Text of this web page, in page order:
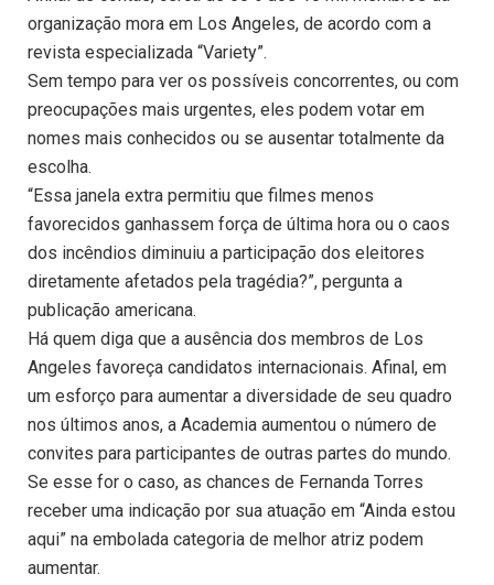
organização mora em Los Angeles, de acordo com a
revista especializada “Variety”.
Sem tempo para ver os possíveis concorrentes, ou com
preocupações mais urgentes, eles podem votar em
nomes mais conhecidos ou se ausentar totalmente da
escolha.
“Essa janela extra permitiu que filmes menos
favorecidos ganhassem força de última hora ou o caos
dos incêndios diminuiu a participação dos eleitores
diretamente afetados pela tragédia?”, pergunta a
publicação americana.
Há quem diga que a ausência dos membros de Los
Angeles favoreça candidatos internacionais. Afinal, em
um esforço para aumentar a diversidade de seu quadro
nos últimos anos, a Academia aumentou o número de
convites para participantes de outras partes do mundo.
Se esse for o caso, as chances de Fernanda Torres
receber uma indicação por sua atuação em “Ainda estou
aqui” na embolada categoria de melhor atriz podem
aumentar.